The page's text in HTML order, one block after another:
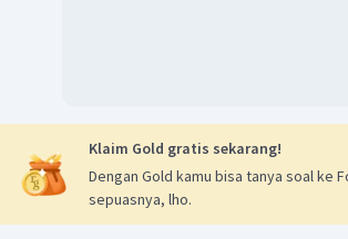
Klaim Gold gratis sekarang!
Dengan Gold kamu bisa tanya soal ke
sepuasnya, lho.